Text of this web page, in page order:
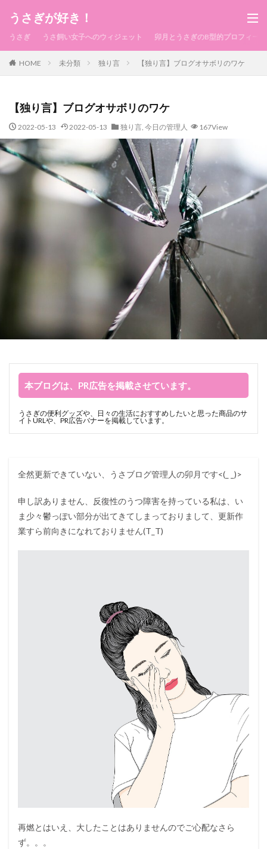
うさぎが好き！
うさぎ うさ飼い女子へのウィジェット 卯月とうさぎのB型的プロフィール
HOME 未分類 独り言 【独り言】ブログオサボリのワケ
【独り言】ブログオサボリのワケ
2022-05-13 2022-05-13 独り言, 今日の管理人 167View
本ブログは、PR広告を掲載させています。
うさぎの便利グッズや、日々の生活におすすめしたいと思った商品のサ
イトURLや、PR広告バナーを掲載しています。
全然更新できていない、うさブログ管理人の卯月です<(_ _)>
申し訳ありません、反復性のうつ障害を持っている私は、い
ま少々鬱っぽい部分が出てきてしまっておりまして、更新作
業すら前向きになれておりません(T_T)
再燃とはいえ、大したことはありませんのでご心配なさら
ず。。。